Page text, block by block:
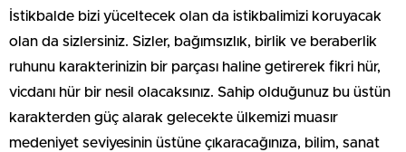
İstikbalde bizi yüceltecek olan da istikbalimizi koruyacak
olan da sizlersiniz. Sizler, bağımsızlık, birlik ve beraberlik
ruhunu karakterinizin bir parçası haline getirerek fikri hür,
vicdanı hür bir nesil olacaksınız. Sahip olduğunuz bu üstün
karakterden güç alarak gelecekte ülkemizi muasır
medeniyet seviyesinin üstüne çıkaracağınıza, bilim, sanat